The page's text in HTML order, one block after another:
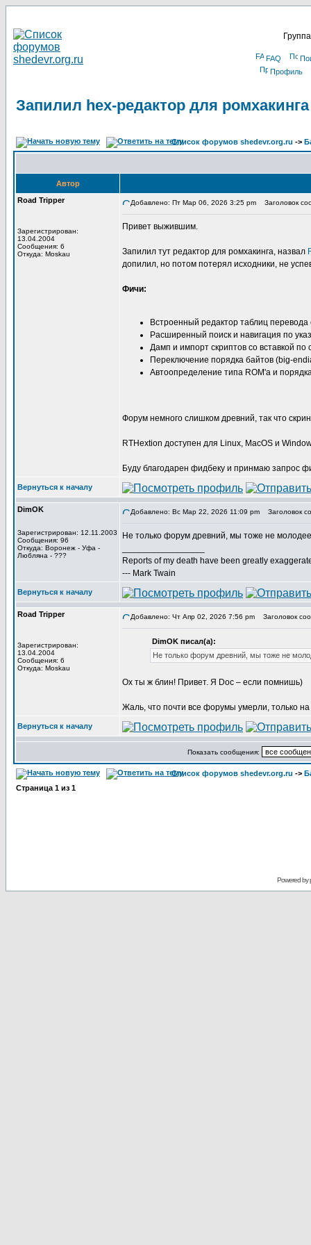
FAQ
Профиль
Запилил hex-редактор для
Список форумов shedevr.org.ru ->
Автор
Road Tripper
Зарегистрирован:
13.04.2004
Сообщения: 6
Откуда: Moskau
Добавлено: Пт Мар 06, 2026 3:25 pm Заголовок
Привет выжившим.
Запилил тут редактор для ромхакинга, назвал
допилил, но потом потерял исходники, не
Фичи:
Встроенный редактор таблиц
Расширенный поиск и навигация по
Дамп и импорт скриптов со вставкой
Переключение порядка байтов (big-
Автоопределение типа ROM'а и
Форум немного слишком древний, так что
RTHextion доступен для Linux, MacOS и
Буду благодарен фидбеку и принмаю запрос
Вернуться к началу
DimOK
Зарегистрирован: 12.11.2003
Сообщения: 96
Откуда: Воронеж - Уфа -
Любляна - ???
Добавлено: Вс Мар 22, 2026 11:09 pm Заголовок
Не только форум древний, мы тоже не
Reports of my death have been greatly
--- Mark Twain
Вернуться к началу
Road Tripper
Зарегистрирован:
13.04.2004
Сообщения: 6
Откуда: Moskau
Добавлено: Чт Апр 02, 2026 7:56 pm Заголовок
DimOK писал(а):
Не только форум древний, мы тоже не
Ох ты ж блин! Привет. Я Doc – если помнишь)
Жаль, что почти все форумы умерли, только
Вернуться к началу
Показать сообщения:
Список форумов shedevr.org.ru ->
Страница 1 из 1
Powered by